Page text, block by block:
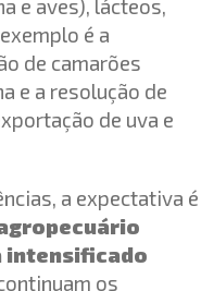
e aves), lácteos,
é a
de camarões
e a resolução de
de uva e
a expectativa é
intensificado
os